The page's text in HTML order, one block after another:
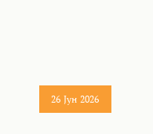
26 Јун 2026